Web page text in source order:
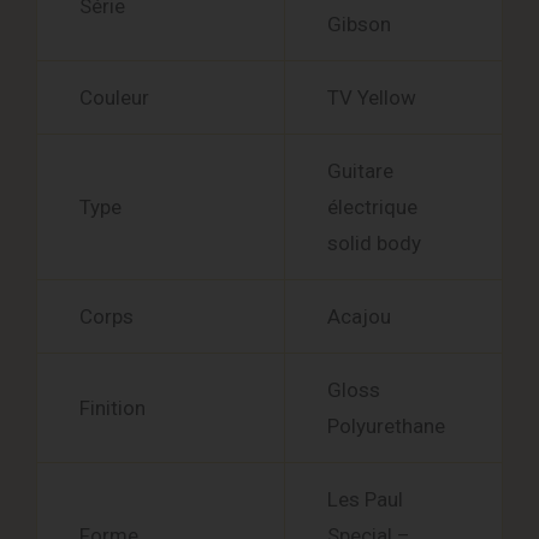
Série
Gibson
Couleur TV Yellow
Type
Guitare
électrique
solid body
Corps Acajou
Finition
Gloss
Polyurethane
Les Paul